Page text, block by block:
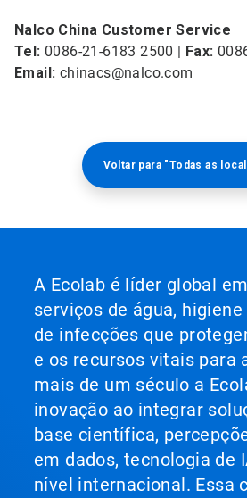
Nalco China Customer Service
Tel: 0086-21-6183 2500 | Fax:
Email: chinacs@nalco.com
Voltar para "Todas as
A Ecolab é líder global
serviços de água,
de infecções que
e os recursos vitais para
mais de um século a
inovação ao integrar
base científica,
em dados, tecnologia de
nível internacional. Essa